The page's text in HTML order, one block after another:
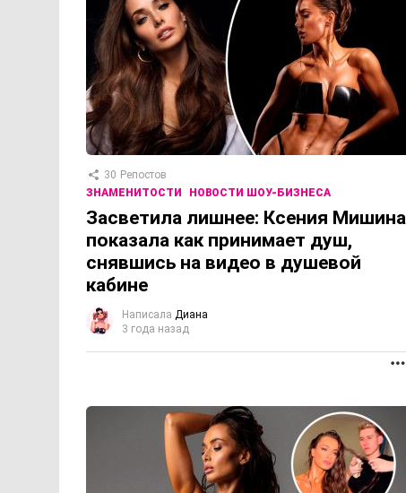
30 Репостов
ЗНАМЕНИТОСТИ
НОВОСТИ ШОУ-БИЗНЕСА
Засветила лишнее: Ксения Мишина
показала как принимает душ,
снявшись на видео в душевой
кабине
Написала Диана
3 года назад